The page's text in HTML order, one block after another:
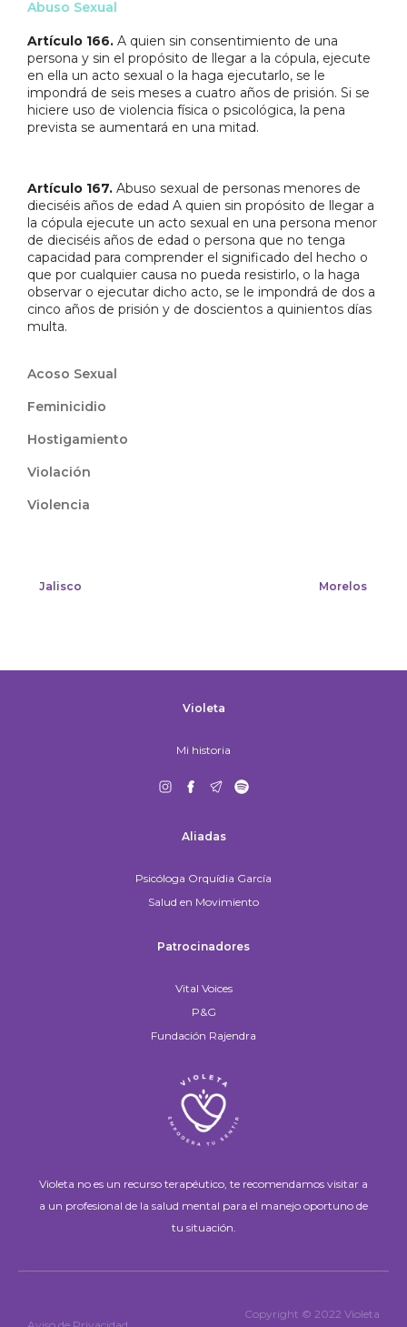
Abuso Sexual
Artículo 166. A quien sin consentimiento de una
persona y sin el propósito de llegar a la cópula, ejecute
en ella un acto sexual o la haga ejecutarlo, se le
impondrá de seis meses a cuatro años de prisión. Si se
hiciere uso de violencia física o psicológica, la pena
prevista se aumentará en una mitad.
Artículo 167. Abuso sexual de personas menores de
dieciséis años de edad A quien sin propósito de llegar a
la cópula ejecute un acto sexual en una persona menor
de dieciséis años de edad o persona que no tenga
capacidad para comprender el significado del hecho o
que por cualquier causa no pueda resistirlo, o la haga
observar o ejecutar dicho acto, se le impondrá de dos a
cinco años de prisión y de doscientos a quinientos días
multa.
Acoso Sexual
Feminicidio
Hostigamiento
Violación
Violencia
Jalisco Morelos
Violeta
Mi historia
Aliadas
Psicóloga Orquídia García
Salud en Movimiento
Patrocinadores
Vital Voices
P&G
Fundación Rajendra
Violeta no es un recurso terapéutico, te recomendamos visitar a
a un profesional de la salud mental para el manejo oportuno de
tu situación.
Copyright © 2022 Violeta